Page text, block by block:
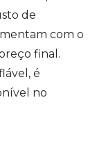
de
com o
final.
é
no